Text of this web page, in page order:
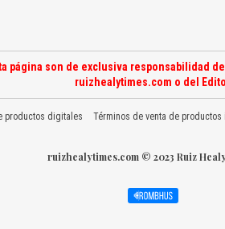
página son de exclusiva responsabilidad
ruizhealytimes.com o del
productos digitales Términos de venta de productos
ruizhealytimes.com © 2023 Ruiz